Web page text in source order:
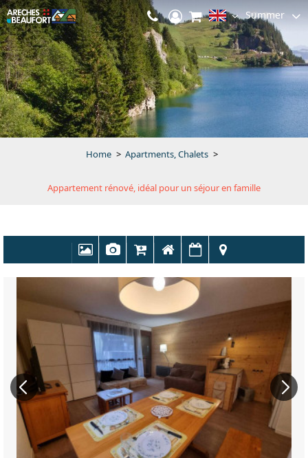
Summer
Home > Apartments, Chalets >
Appartement rénové, idéal pour un séjour en famille